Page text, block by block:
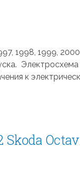
1998, 1999,
к